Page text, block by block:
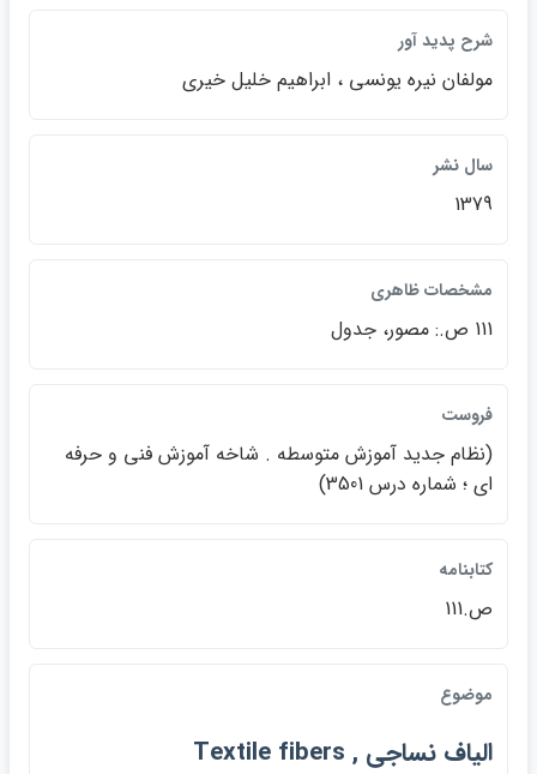
شرح پديد آور
مولفان نيره يونسي ، ابراهيم خليل خيري
سال نشر
1379
مشخصات ظاهري
111 ص.: مصور، جدول
فروست
(نظام جديد آموزش متوسطه . شاخه آموزش فني و حرفه
اي ؛ شماره درس 3501)
كتابنامه
ص.111
موضوع
الياف نساجي , Textile fibers